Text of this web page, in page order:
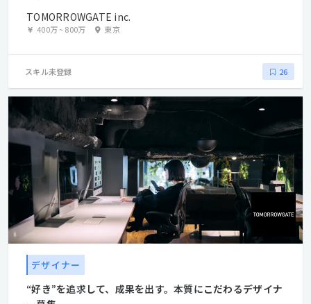
TOMORROWGATE inc.
400万~800万 東京
スキル未登録 26
デザイナー
“好き”を追求して、成果を出す。本質にこだわるデザイナ